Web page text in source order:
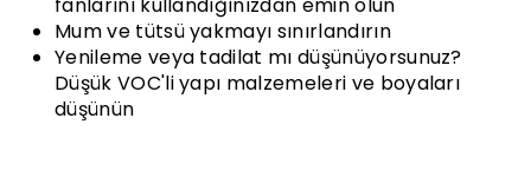
Mum ve tütsü yakmayı sınırlandırın
Yenileme veya tadilat mı düşünüyorsunuz?
Düşük VOC'li yapı malzemeleri ve boyaları
düşünün